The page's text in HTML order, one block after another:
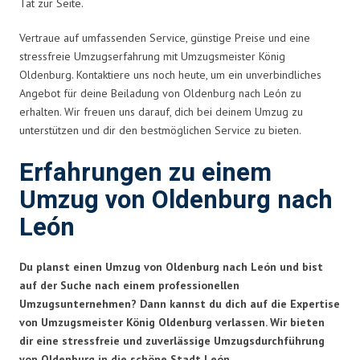
Tat zur Seite.
Vertraue auf umfassenden Service, günstige Preise und eine
stressfreie Umzugserfahrung mit Umzugsmeister König
Oldenburg. Kontaktiere uns noch heute, um ein unverbindliches
Angebot für deine Beiladung von Oldenburg nach León zu
erhalten. Wir freuen uns darauf, dich bei deinem Umzug zu
unterstützen und dir den bestmöglichen Service zu bieten.
Erfahrungen zu einem
Umzug von Oldenburg nach
León
Du planst einen Umzug von Oldenburg nach León und bist
auf der Suche nach einem professionellen
Umzugsunternehmen? Dann kannst du dich auf die Expertise
von Umzugsmeister König Oldenburg verlassen. Wir bieten
dir eine stressfreie und zuverlässige Umzugsdurchführung